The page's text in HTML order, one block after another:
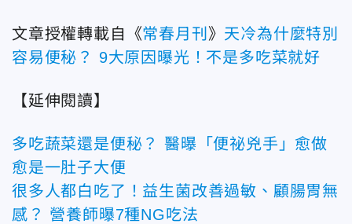
文章授權轉載自《常春月刊 》 天冷為什麼特別
容易便秘？ 9大原因曝光！不是多吃菜就好
【延伸閱讀】
多吃蔬菜還是便秘？ 醫曝「便祕兇手」愈做
愈是一肚子大便
很多人都白吃了！益生菌改善過敏、顧腸胃無
感？ 營養師曝7種NG吃法